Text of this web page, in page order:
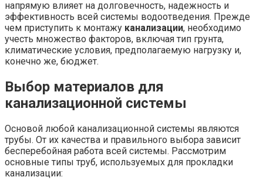
напрямую влияет на долговечность, надежность и
эффективность всей системы водоотведения. Прежде
чем приступить к монтажу канализации, необходимо
учесть множество факторов, включая тип грунта,
климатические условия, предполагаемую нагрузку и,
конечно же, бюджет.
Выбор материалов для
канализационной системы
Основой любой канализационной системы являются
трубы. От их качества и правильного выбора зависит
бесперебойная работа всей системы. Рассмотрим
основные типы труб, используемых для прокладки
канализации: